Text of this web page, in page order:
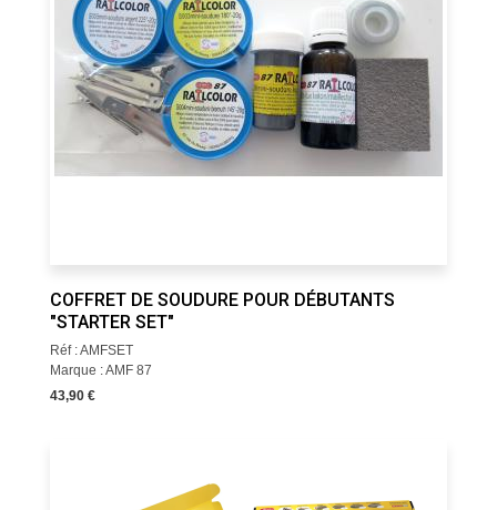
COFFRET DE SOUDURE POUR DÉBUTANTS
"STARTER SET"
Réf : AMFSET
Marque : AMF 87
43,90 €